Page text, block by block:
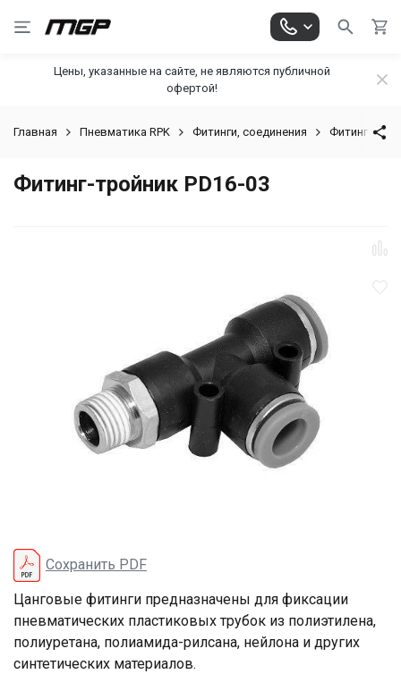
Цены, указанные на сайте, не являются публичной
офертой!
Главная Пневматика RPK Фитинги, соединения Фитинг-
Фитинг-тройник PD16-03
Сохранить PDF
Цанговые фитинги предназначены для фиксации
пневматических пластиковых трубок из полиэтилена,
полиуретана, полиамида-рилсана, нейлона и других
синтетических материалов.